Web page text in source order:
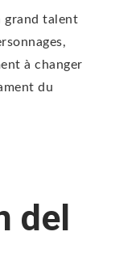
grand talent
à changer
du
del